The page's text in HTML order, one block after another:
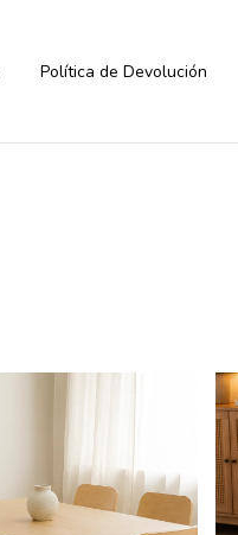
Política de Devolución